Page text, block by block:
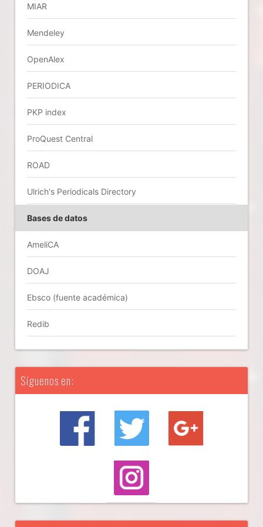
MIAR
Mendeley
OpenAlex
PERIODICA
PKP index
ProQuest Central
ROAD
Ulrich's Periodicals Directory
Bases de datos
AmeliCA
DOAJ
Ebsco (fuente académica)
Redib
Síguenos en: